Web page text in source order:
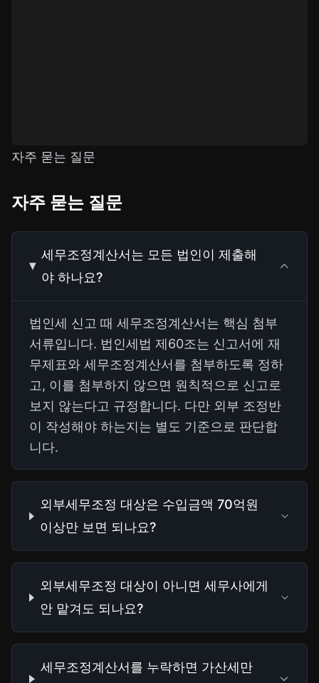
자주 묻는 질문
자주 묻는 질문
세무조정계산서는 모든 법인이 제출해
야 하나요?
법인세 신고 때 세무조정계산서는 핵심 첨부
서류입니다. 법인세법 제60조는 신고서에 재
무제표와 세무조정계산서를 첨부하도록 정하
고, 이를 첨부하지 않으면 원칙적으로 신고로
보지 않는다고 규정합니다. 다만 외부 조정반
이 작성해야 하는지는 별도 기준으로 판단합
니다.
외부세무조정 대상은 수입금액 70억원
이상만 보면 되나요?
외부세무조정 대상이 아니면 세무사에게
안 맡겨도 되나요?
세무조정계산서를 누락하면 가산세만